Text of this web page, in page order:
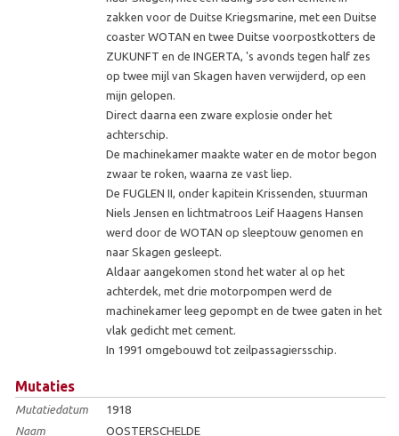
zakken voor de Duitse Kriegsmarine, met een Duitse
coaster WOTAN en twee Duitse voorpostkotters de
ZUKUNFT en de INGERTA, 's avonds tegen half zes
op twee mijl van Skagen haven verwijderd, op een
mijn gelopen.
Direct daarna een zware explosie onder het
achterschip.
De machinekamer maakte water en de motor begon
zwaar te roken, waarna ze vast liep.
De FUGLEN II, onder kapitein Krissenden, stuurman
Niels Jensen en lichtmatroos Leif Haagens Hansen
werd door de WOTAN op sleeptouw genomen en
naar Skagen gesleept.
Aldaar aangekomen stond het water al op het
achterdek, met drie motorpompen werd de
machinekamer leeg gepompt en de twee gaten in het
vlak gedicht met cement.
In 1991 omgebouwd tot zeilpassagiersschip.
Mutaties
Mutatiedatum
1918
Naam
OOSTERSCHELDE